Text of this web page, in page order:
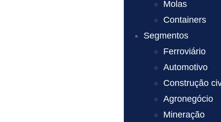
Molas
Containers
Segmentos
Ferroviário
Automotivo
Construção
Agronegócio
Mineração